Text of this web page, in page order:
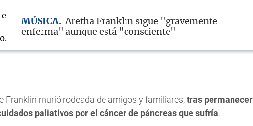
MÚSICA
Aretha Franklin sigue "gravemente
enferma" aunque está "consciente"
Franklin murió rodeada de amigos y familiares,tras permanecer
paliativos por el cáncer de páncreas que sufría.